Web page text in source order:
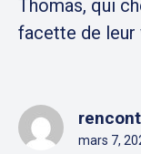
Thomas, qui
facette de leur
mars 7,